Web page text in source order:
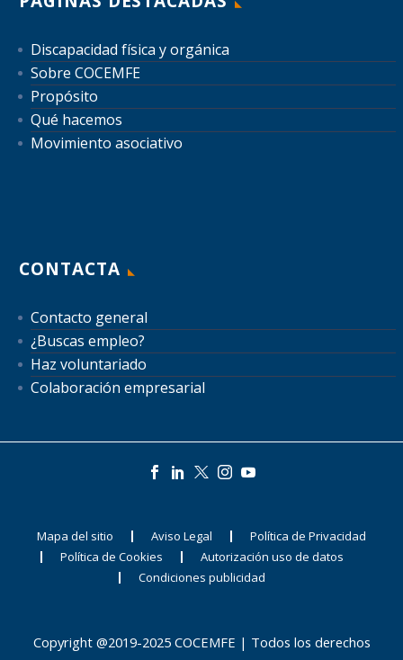
Discapacidad física y orgánica
Sobre COCEMFE
Propósito
Qué hacemos
Movimiento asociativo
CONTACTA
Contacto general
¿Buscas empleo?
Haz voluntariado
Colaboración empresarial
Mapa del sitio Aviso Legal
Política de Privacidad
Política de Cookies
Autorización uso de datos
Condiciones publicidad
Copyright @2019-2025 COCEMFE | Todos los derechos